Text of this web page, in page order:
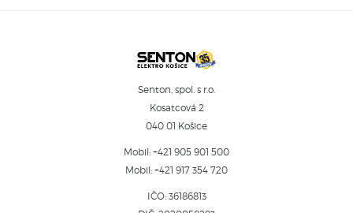
Senton, spol. s r.o.
Kosatcová 2
040 01 Košice
Mobil: +421 905 901 500
Mobil: +421 917 354 720
IČO: 36186813